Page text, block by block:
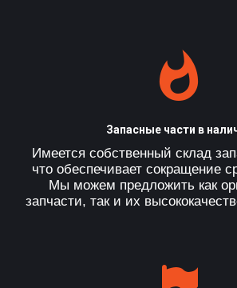
Запасные части в
Имеется собственный склад
что обеспечивает сокращение
Мы можем предложить как
запчасти, так и их